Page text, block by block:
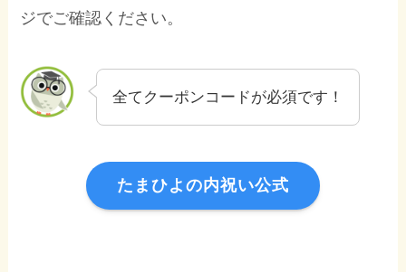
ジでご確認ください。
全てクーポンコードが必須です！
たまひよの内祝い公式